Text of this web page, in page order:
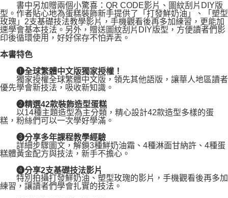
書中另加贈兩個小驚喜：QR CODE影片、圖紋刮片DIY版
型。作者貼心地為蛋糕裝飾新手提供了「打發鮮奶油」、「塑型
玫瑰」2支基礎技法教學影片，手機觀看後再多加練習，更能加
速學會基本技法。另外，贈送圖紋刮片DIY版型，方便讀者們影
印後循環使用，好好保存不怕弄丟。
本書特色
➊全球繁體中文版獨家授權！
獨家授權全球繁體中文版，領先其他語版，讓華人地區讀者
優先學會新技法，吸收新知識。
➋精選42款裝飾造型蛋糕
以14種主題造型為主分類，精心設計42款造型多樣的蛋
糕，粉絲們可以一次學好學滿。
➌分享多年課程教學經驗
詳細步驟圖文，解鎖3種鮮奶油霜、4種淋面甘納許、4種蛋
糕體黃金配方與技法，新手不擔心。
➍分享2支基礎技法影片
特別拍攝打發鮮奶油、塑型玫瑰的影片，手機觀看後再多加
練習，讓讀者們學會扎實的技法。